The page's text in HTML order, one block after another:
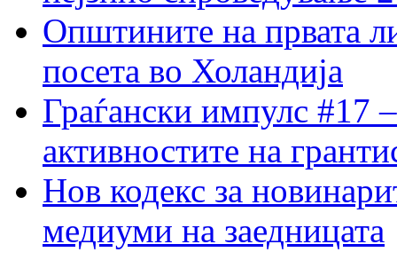
Општините на првата
посета во Холандија
Граѓански импулс #17
активностите на
Нов кодекс за
медиуми на заедницата